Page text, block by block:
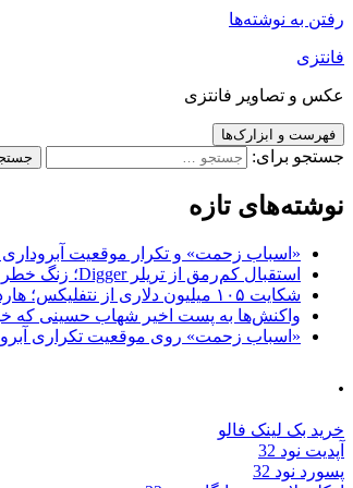
رفتن به نوشته‌ها
فانتزی
عکس و تصاویر فانتزی
فهرست و ابزارک‌ها
جستجو برای:
نوشته‌های تازه
«اسباب زحمت» و تکرار موقعیت آبروداری در
استقبال کم‌رمق از تریلر Digger؛ زنگ خطر برای فیلم جدید تام کروز و برادران وارنر
شکایت ۱۰۵ میلیون دلاری از نتفلیکس؛ هارددیسک حاوی فیلم جدید نیکلاس کیج به سرقت رفت
واکنش‌ها به پست اخیر شهاب حسینی که
«اسباب زحمت» روی موقعیت تکراری آبروداری
.
خرید بک لینک فالو
آپدیت نود 32
پسورد نود 32